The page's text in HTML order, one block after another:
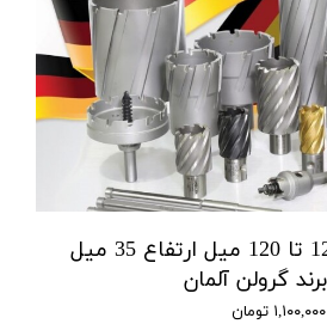
مته گردبر از قطر 12 تا 120 میل ارتفاع 35 میل
۱,۱۰۰,۰۰۰ تومان